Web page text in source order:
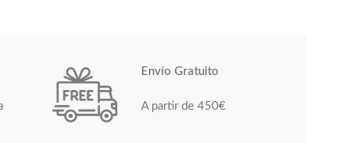
Envío Gratuito
A partir de 450€